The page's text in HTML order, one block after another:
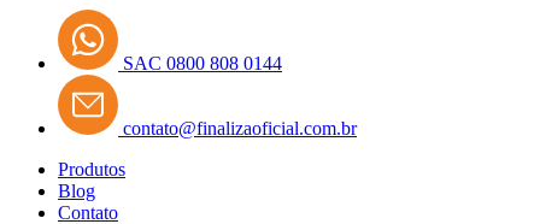
SAC 0800 808 0144
contato@finalizaoficial.com.br
Produtos
Blog
Contato